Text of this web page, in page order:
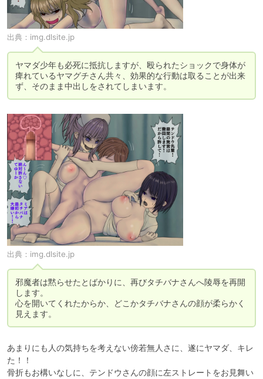
出典： img.dlsite.jp
ヤマダ少年も必死に抵抗しますが、殴られたショックで身体が
痺れているヤマグチさん共々、効果的な行動は取ることが出来
ず、そのまま中出しをされてしまいます。
出典： img.dlsite.jp
邪魔者は黙らせたとばかりに、再びタチバナさんへ陵辱を再開
します。
心を開いてくれたからか、どこかタチバナさんの顔が柔らかく
見えます。
あまりにも人の気持ちを考えない傍若無人さに、遂にヤマダ、キレ
た！！
骨折もお構いなしに、テンドウさんの顔に左ストレートをお見舞い